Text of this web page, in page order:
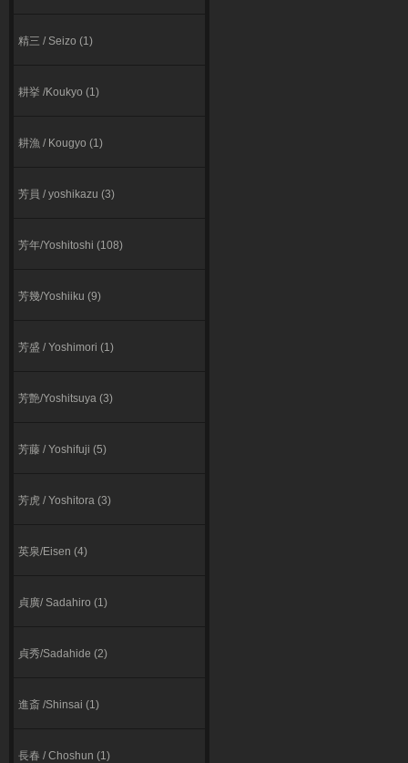
精三 / Seizo (1)
耕挙 /Koukyo (1)
耕漁 / Kougyo (1)
芳員 / yoshikazu (3)
芳年/Yoshitoshi (108)
芳幾/Yoshiiku (9)
芳盛 / Yoshimori (1)
芳艶/Yoshitsuya (3)
芳藤 / Yoshifuji (5)
芳虎 / Yoshitora (3)
英泉/Eisen (4)
貞廣/ Sadahiro (1)
貞秀/Sadahide (2)
進斎 /Shinsai (1)
長春 / Choshun (1)